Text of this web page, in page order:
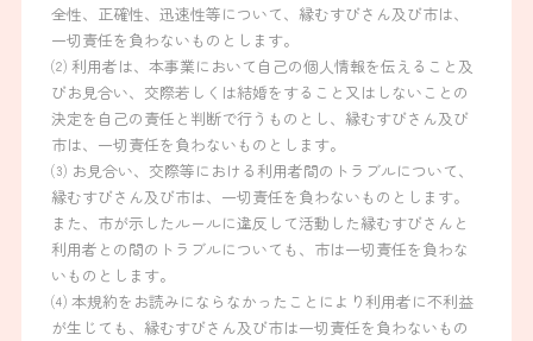
全性、正確性、迅速性等について、縁むすびさん及び市は、
一切責任を負わないものとします。
⑵ 利用者は、本事業において自己の個人情報を伝えること及
びお見合い、交際若しくは結婚をすること又はしないことの
決定を自己の責任と判断で行うものとし、縁むすびさん及び
市は、一切責任を負わないものとします。
⑶ お見合い、交際等における利用者間のトラブルについて、
縁むすびさん及び市は、一切責任を負わないものとします。
また、市が示したルールに違反して活動した縁むすびさんと
利用者との間のトラブルについても、市は一切責任を負わな
いものとします。
⑷ 本規約をお読みにならなかったことにより利用者に不利益
が生じても、縁むすびさん及び市は一切責任を負わないもの